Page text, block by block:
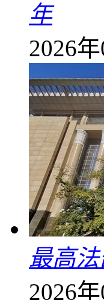
年
2026
最高
2026